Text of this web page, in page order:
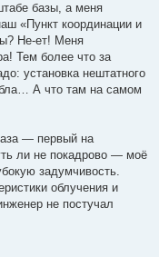
базы, а меня
«Пункт координации и
Не-ет! Меня
Тем более что за
установка нештатного
бла… А что там на самом
— первый на
ли не покадрово — моё
задумчивость.
облучения и
не постучал